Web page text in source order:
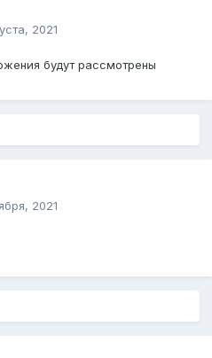
2021
будут рассмотрены
2021